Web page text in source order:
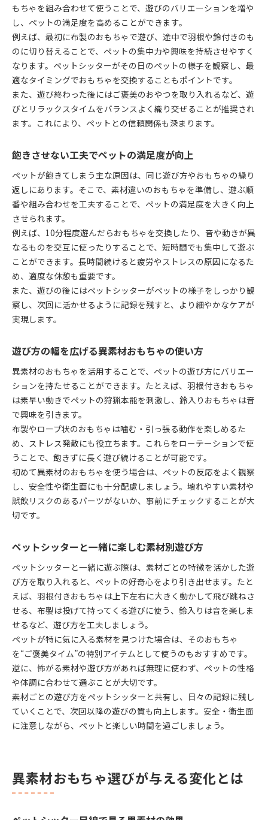
もちゃを組み合わせて使うことで、遊びのバリエーションを増や
し、ペットの満足度を高めることができます。
例えば、最初に布製のおもちゃで遊び、途中で羽根や鈴付きのも
のに切り替えることで、ペットの集中力や興味を持続させやすく
なります。ペットシッターがその日のペットの様子を観察し、最
適なタイミングでおもちゃを交換することもポイントです。
また、遊び終わった後にはご褒美のおやつを取り入れるなど、遊
びとリラックスタイムをバランスよく織り交ぜることが推奨され
ます。これにより、ペットとの信頼関係も深まります。
飽きさせない工夫でペットの満足度が向上
ペットが飽きてしまう主な原因は、同じ遊び方やおもちゃの繰り
返しにあります。そこで、素材違いのおもちゃを準備し、遊ぶ順
番や組み合わせを工夫することで、ペットの満足度を大きく向上
させられます。
例えば、10分程度遊んだらおもちゃを交換したり、音や動きが異
なるものを交互に使ったりすることで、短時間でも集中して遊ぶ
ことができます。長時間続けると疲労やストレスの原因になるた
め、適度な休憩も重要です。
また、遊びの後にはペットシッターがペットの様子をしっかり観
察し、次回に活かせるように記録を残すと、より細やかなケアが
実現します。
遊び方の幅を広げる異素材おもちゃの使い方
異素材のおもちゃを活用することで、ペットの遊び方にバリエー
ションを持たせることができます。たとえば、羽根付きおもちゃ
は素早い動きでペットの狩猟本能を刺激し、鈴入りおもちゃは音
で興味を引きます。
布製やロープ状のおもちゃは噛む・引っ張る動作を楽しめるた
め、ストレス発散にも役立ちます。これらをローテーションで使
うことで、飽きずに長く遊び続けることが可能です。
初めて異素材のおもちゃを使う場合は、ペットの反応をよく観察
し、安全性や衛生面にも十分配慮しましょう。壊れやすい素材や
誤飲リスクのあるパーツがないか、事前にチェックすることが大
切です。
ペットシッターと一緒に楽しむ素材別遊び方
ペットシッターと一緒に遊ぶ際は、素材ごとの特徴を活かした遊
び方を取り入れると、ペットの好奇心をより引き出せます。たと
えば、羽根付きおもちゃは上下左右に大きく動かして飛び跳ねさ
せる、布製は投げて持ってくる遊びに使う、鈴入りは音を楽しま
せるなど、遊び方を工夫しましょう。
ペットが特に気に入る素材を見つけた場合は、そのおもちゃ
を“ご褒美タイム”の特別アイテムとして使うのもおすすめです。
逆に、怖がる素材や遊び方があれば無理に使わず、ペットの性格
や体調に合わせて選ぶことが大切です。
素材ごとの遊び方をペットシッターと共有し、日々の記録に残し
ていくことで、次回以降の遊びの質も向上します。安全・衛生面
に注意しながら、ペットと楽しい時間を過ごしましょう。
異素材おもちゃ選びが与える変化とは